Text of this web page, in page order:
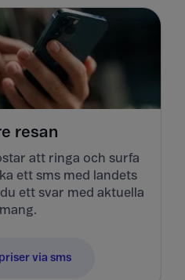
resan
att ringa och surfa
ett sms med landets
ett svar med aktuella
via sms